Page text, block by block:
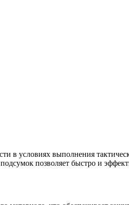
в условиях выполнения
позволяет быстро и